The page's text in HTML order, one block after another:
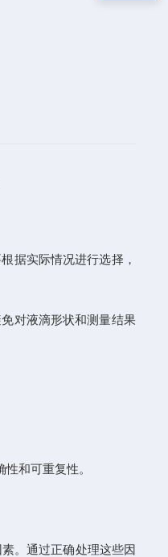
据实际情况进行选择，
对液滴形状和测量结果
和可重复性。
。通过正确处理这些因